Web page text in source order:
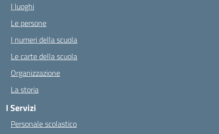
I luoghi
Le persone
I numeri della scuola
Le carte della scuola
Organizzazione
La storia
I Servizi
Personale scolastico